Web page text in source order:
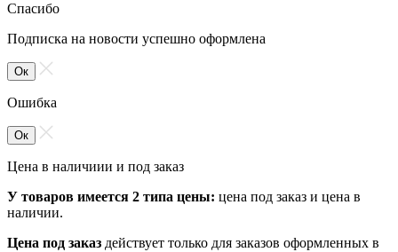
Спасибо
Подписка на новости успешно оформлена
Ок
Ошибка
Ок
Цена в наличиии и под заказ
У товаров имеется 2 типа цены: цена под заказ и цена в
наличии.
Цена под заказ действует только для заказов оформленных в